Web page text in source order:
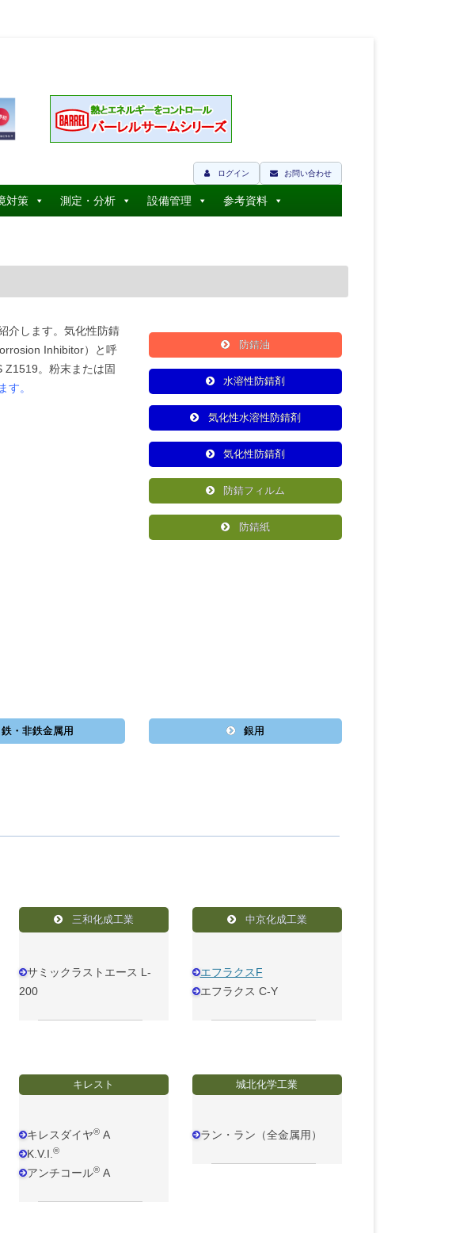
お問い合わせ
ログイン
対策 測定・分析 設備管理 参考資料
介します。気化性防錆
Inhibitor）と呼
Z1519。粉末または固
す。
防錆油
水溶性防錆剤
気化性水溶性防錆剤
気化性防錆剤
防錆フィルム
防錆紙
鉄・非鉄金属用 銀用
三和化成工業
サミックラストエース L-
200
中京化成工業
エフラクスF
エフラクス C-Y
キレスト
キレスダイヤ®A
K.V.I. ®
アンチコール®A
城北化学工業
ラン・ラン（全金属用）